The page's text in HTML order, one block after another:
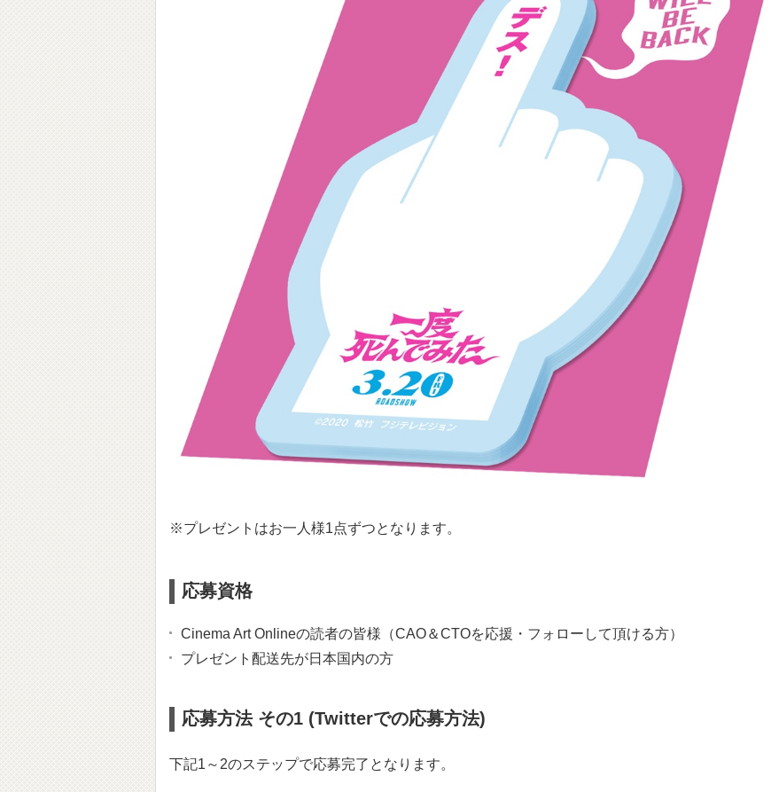
※プレゼントはお一人様1点ずつとなります。
応募資格
Cinema Art Onlineの読者の皆様（CAO＆CTOを応援・フォローして頂ける方）
プレゼント配送先が日本国内の方
応募方法 その1 (Twitterでの応募方法)
下記1～2のステップで応募完了となります。